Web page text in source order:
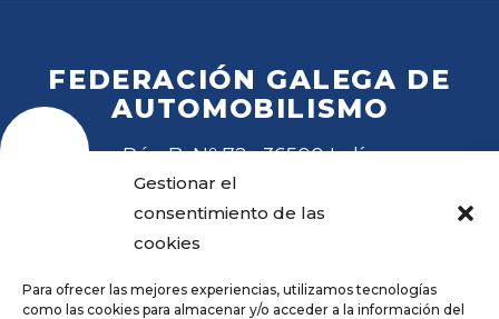
Gestionar el
consentimiento de las
cookies
Para ofrecer las mejores experiencias, utilizamos tecnologías
como las cookies para almacenar y/o acceder a la información del
FEDERACIÓN GALEGA DE
AUTOMOBILISMO
Rúa B, Nº 72 · 36500 Lalín
Tel. 988 27 28 41
Emailfga@fga.es